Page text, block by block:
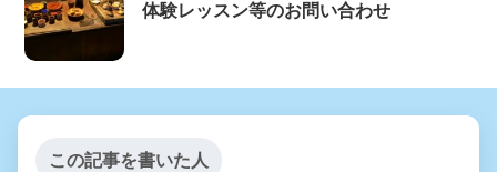
体験レッスン等のお問い合わせ
この記事を書いた人